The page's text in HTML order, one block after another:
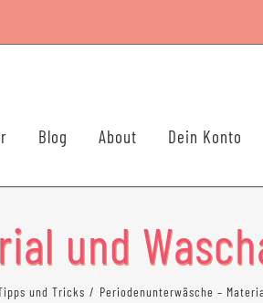
Blog About Dein Konto
und
und Tricks Periodenunterwäsche –